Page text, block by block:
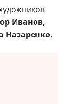
Иванов,
Назаренко.